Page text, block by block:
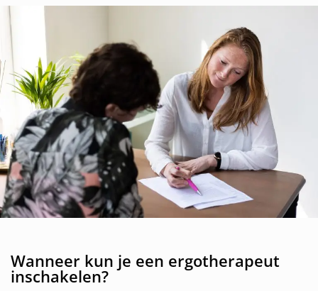
Wanneer kun je een ergotherapeut
inschakelen?